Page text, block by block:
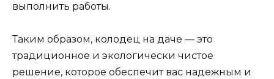
выполнить работы.
Таким образом, колодец на даче — это
традиционное и экологически чистое
решение, которое обеспечит вас надежным и